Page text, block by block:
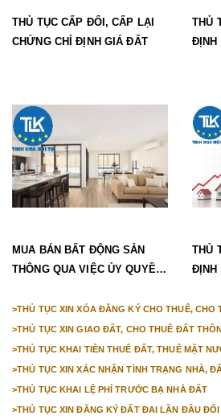
THỦ TỤC CẤP ĐỔI, CẤP LẠI
CHỨNG CHỈ ĐỊNH GIÁ ĐẤT
THỦ
ĐỊNH
MUA BÁN BẤT ĐỘNG SẢN
THÔNG QUA VIỆC ỦY QUYỀN
THỦ
ĐỊNH
LÂM
>THỦ TỤC XIN XÓA ĐĂNG KÝ CHO THUÊ, CHO
>THỦ TỤC XIN GIAO ĐẤT, CHO THUÊ ĐẤT
>THỦ TỤC KHAI TIỀN THUÊ ĐẤT, THUÊ MẶT
>THỦ TỤC XIN XÁC NHẬN TÌNH TRẠNG NHÀ,
>THỦ TỤC KHAI LỆ PHÍ TRƯỚC BẠ NHÀ ĐẤT
>THỦ TỤC XIN ĐĂNG KÝ ĐẤT ĐAI LẦN ĐẦU